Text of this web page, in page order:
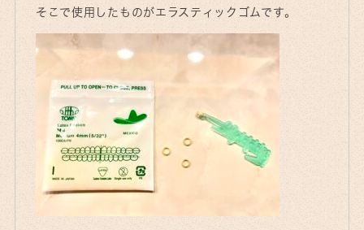
そこで使用したものがエラスティックゴムです。